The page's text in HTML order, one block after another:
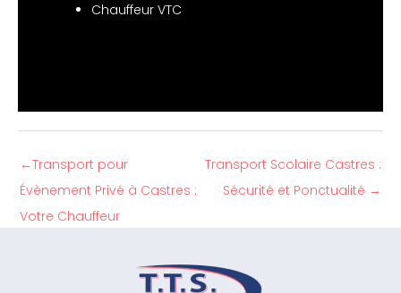
Chauffeur VTC
←Transport pour
Évènement Privé à Castres :
Votre Chauffeur
Transport Scolaire Castres :
Sécurité et Ponctualité →